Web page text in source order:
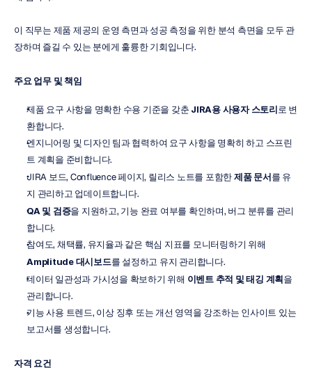
이 직무는 제품 제공의 운영 측면과 성공 측정을 위한 분석 측면을 모두 관
장하며 즐길 수 있는 분에게 훌륭한 기회입니다.
주요 업무 및 책임
제품 요구 사항을 명확한 수용 기준을 갖춘 JIRA용 사용자 스토리로 변
환합니다.
엔지니어링 및 디자인 팀과 협력하여 요구 사항을 명확히 하고 스프린
트 계획을 준비합니다.
JIRA 보드, Confluence 페이지, 릴리스 노트를 포함한 제품 문서를 유
지 관리하고 업데이트합니다.
QA 및 검증을 지원하고, 기능 완료 여부를 확인하며, 버그 분류를 관리
합니다.
Amplitude 대시보드를 설정하고 유지 관리합니다.
데이터 일관성과 가시성을 확보하기 위해 이벤트 추적 및 태깅 계획을
관리합니다.
기능 사용 트렌드, 이상 징후 또는 개선 영역을 강조하는 인사이트 있는
보고서를 생성합니다.
자격 요건